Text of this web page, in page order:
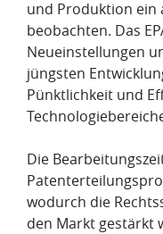
und Produktion ein
beobachten. Das
Neueinstellungen
jüngsten
Pünktlichkeit und
Die
wodurch die
den Markt gestärkt